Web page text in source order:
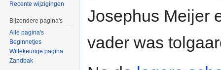
Josephus Meijer
vader was
Recente wijzigingen
Bijzondere pagina's
Alle pagina's
Beginnetjes
Willekeurige pagina
Zandbak